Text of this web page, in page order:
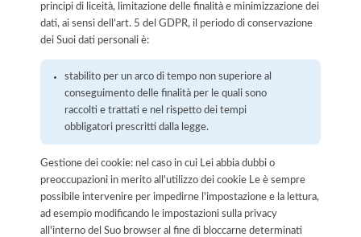
principi di liceità, limitazione delle finalità e minimizzazione dei
dati, ai sensi dell’art. 5 del GDPR, il periodo di conservazione
dei Suoi dati personali è:
stabilito per un arco di tempo non superiore al
conseguimento delle finalità per le quali sono
raccolti e trattati e nel rispetto dei tempi
obbligatori prescritti dalla legge.
Gestione dei cookie: nel caso in cui Lei abbia dubbi o
preoccupazioni in merito all'utilizzo dei cookie Le è sempre
possibile intervenire per impedirne l'impostazione e la lettura,
ad esempio modificando le impostazioni sulla privacy
all'interno del Suo browser al fine di bloccarne determinati